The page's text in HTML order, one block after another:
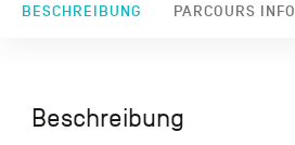
BESCHREIBUNG PARCOURS INFO
Beschreibung